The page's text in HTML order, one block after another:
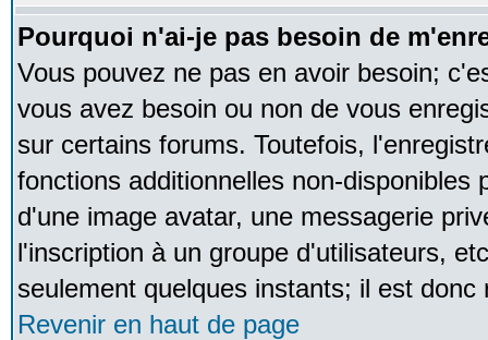
Pourquoi n'ai-je pas besoin de
Vous pouvez ne pas en avoir besoin;
vous avez besoin ou non de vous
sur certains forums. Toutefois,
fonctions additionnelles non-disponibles
d'une image avatar, une messagerie
l'inscription à un groupe d'utilisateurs,
seulement quelques instants; il est
Revenir en haut de page